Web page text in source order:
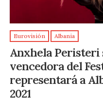
Eurovisión Albania
Anxhela Peristeri
vencedora del
representará a
2021